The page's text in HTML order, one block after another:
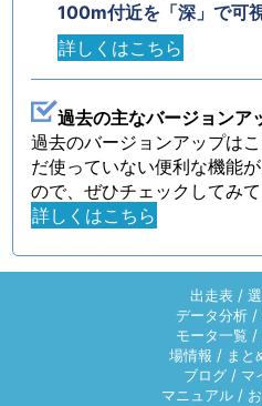
100m付近を「深」で可
詳しくはこちら
過去の主なバージョンア
過去のバージョンアップは
だ使っていない便利な機能
ので、ぜひチェックしてみて
詳しくはこちら
出走表 /
データ分析 /
モータ一覧 /
場情報 / まと
ブログ/ マ
マニュアル /